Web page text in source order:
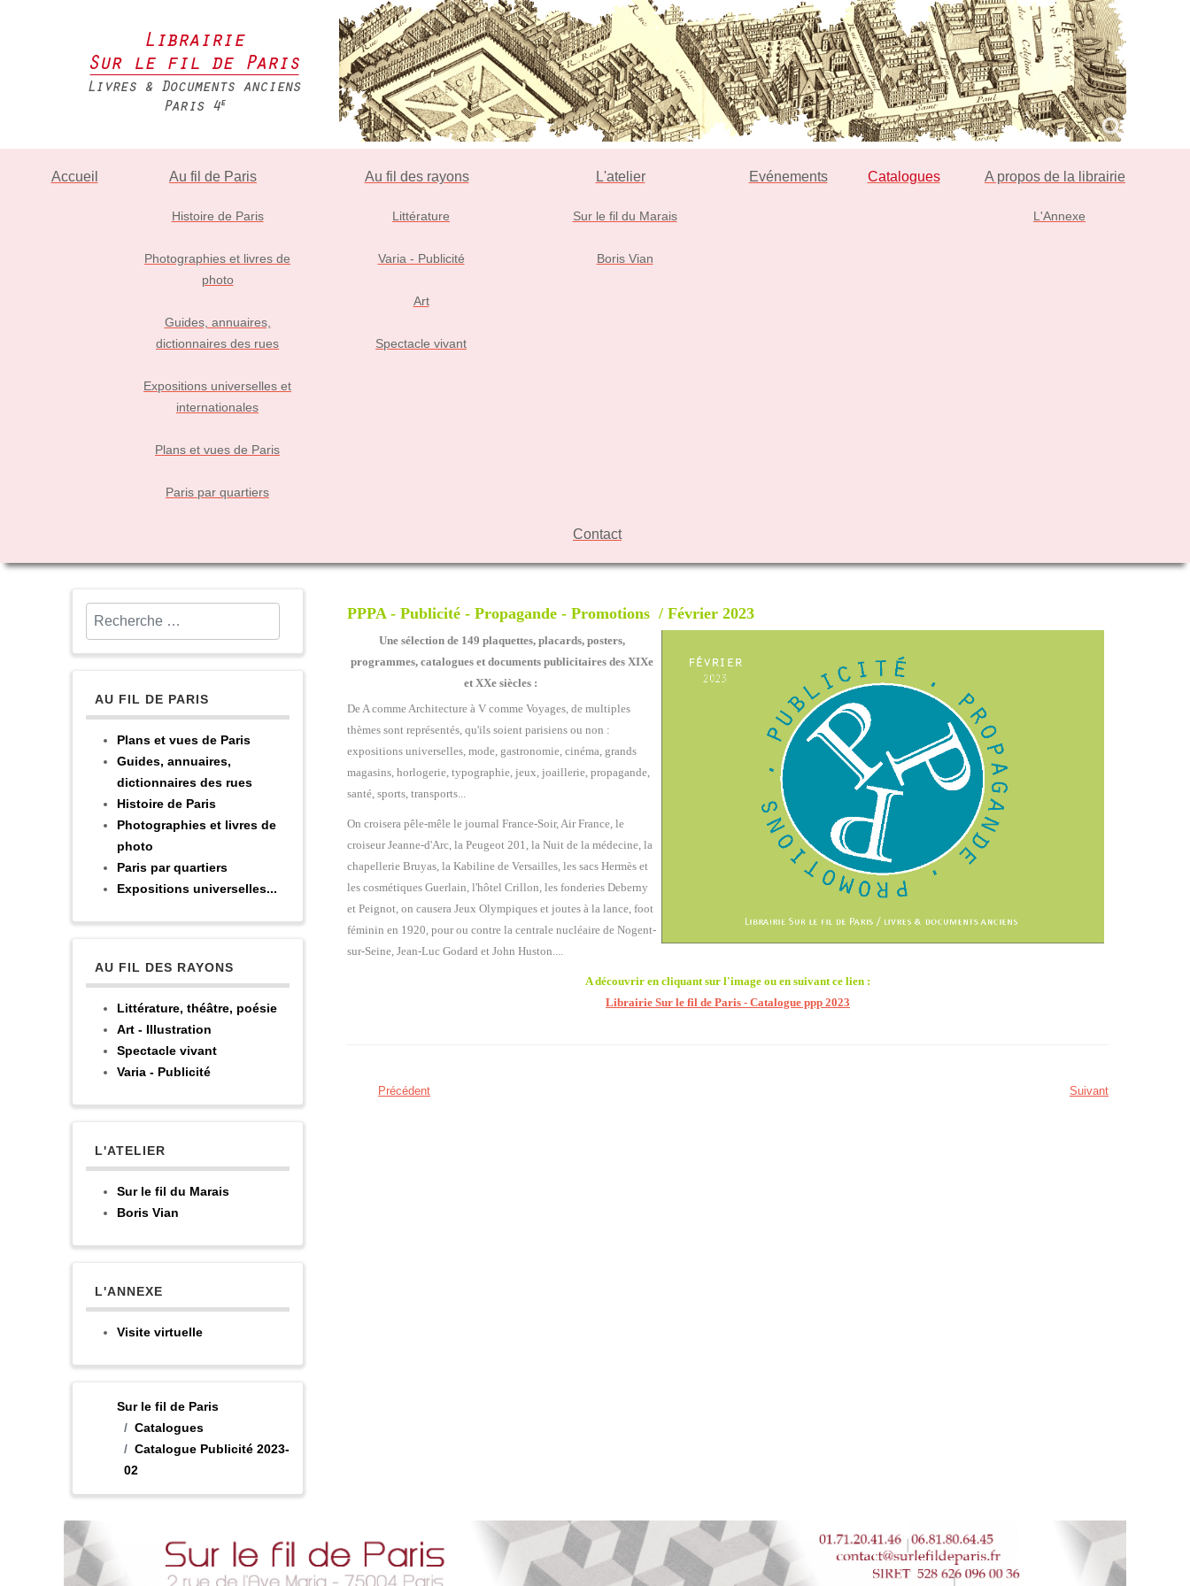
Accueil Au fil de Paris
Histoire de Paris
Photographies et livres de
photo
Guides, annuaires,
dictionnaires des rues
Expositions universelles et
internationales
Plans et vues de Paris
Paris par quartiers
Au fil des rayons
Littérature
Varia - Publicité
Art
Spectacle vivant
L'atelier
Sur le fil du Marais
Boris Vian
Evénements Catalogues A propos de la librairie
L'Annexe
Contact
Rechercher
AU FIL DE PARIS
Plans et vues de Paris
Guides, annuaires,
dictionnaires des rues
Histoire de Paris
Photographies et livres de
photo
Paris par quartiers
Expositions universelles...
AU FIL DES RAYONS
Littérature, théâtre, poésie
Art - Illustration
Spectacle vivant
Varia - Publicité
L'ATELIER
Sur le fil du Marais
Boris Vian
L'ANNEXE
Visite virtuelle
Sur le fil de Paris
Catalogues
Catalogue Publicité 2023-
02
PPPA - Publicité - Propagande - Promotions / Février 2023
Une sélection de 149 plaquettes, placards, posters,
programmes, catalogues et documents publicitaires des XIXe
et XXe siècles :
De A comme Architecture à V comme Voyages, de multiples
thèmes sont représentés, qu'ils soient parisiens ou non :
expositions universelles, mode, gastronomie, cinéma, grands
magasins, horlogerie, typographie, jeux, joaillerie, propagande,
santé, sports, transports...
On croisera pêle-mêle le journal France-Soir, Air France, le
croiseur Jeanne-d'Arc, la Peugeot 201, la Nuit de la médecine, la
chapellerie Bruyas, la Kabiline de Versailles, les sacs Hermès et
les cosmétiques Guerlain, l'hôtel Crillon, les fonderies Deberny
et Peignot, on causera Jeux Olympiques et joutes à la lance, foot
féminin en 1920, pour ou contre la centrale nucléaire de Nogent-
sur-Seine, Jean-Luc Godard et John Huston....
A découvrir en cliquant sur l'image ou en suivant ce lien :
Librairie Sur le fil de Paris - Catalogue ppp 2023
Précédent Suivant